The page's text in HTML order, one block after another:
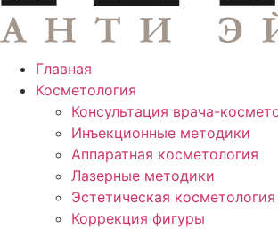
Главная
Косметология
Консультация врача-
Инъекционные методики
Аппаратная косметология
Лазерные методики
Эстетическая косметология
Коррекция фигуры